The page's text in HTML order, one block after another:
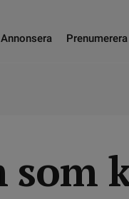
Annonsera Prenumerera
som